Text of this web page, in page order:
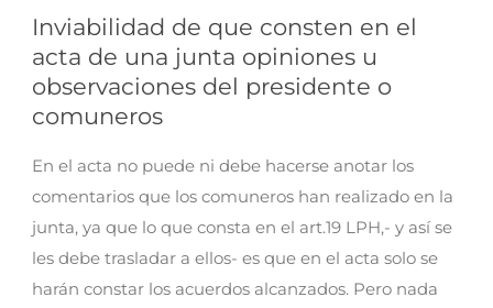
Inviabilidad de que consten en el
acta de una junta opiniones u
observaciones del presidente o
comuneros
En el acta no puede ni debe hacerse anotar los
comentarios que los comuneros han realizado en la
junta, ya que lo que consta en el art.19 LPH,- y así se
les debe trasladar a ellos- es que en el acta solo se
harán constar los acuerdos alcanzados. Pero nada